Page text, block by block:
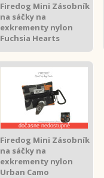
Firedog Mini Zásobník
na sáčky na
exkrementy nylon
Fuchsia Hearts
dočasne nedostupné
Firedog Mini Zásobník
na sáčky na
exkrementy nylon
Urban Camo